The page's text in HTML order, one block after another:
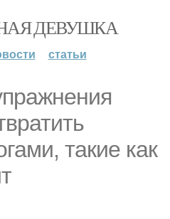
ДЕВУШКА
статьи
такие как